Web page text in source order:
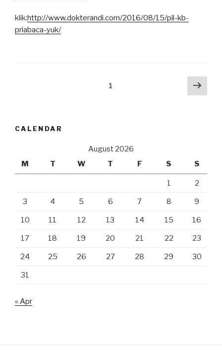
klik:http://www.dokterandi.com/2016/08/15/pil-kb-
priabaca-yuk/
1
Next
CALENDAR
August 2026
M
T W T F S S
1 2
3 4 5 6 7 8 9
10 11 12 13 14 15 16
17 18 19 20 21 22 23
24 25 26 27 28 29 30
31
« Apr